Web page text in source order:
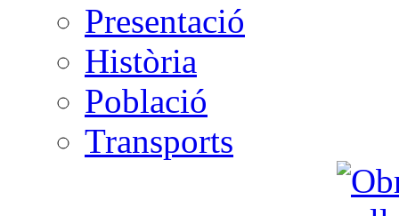
Presentació
Història
Població
Transports